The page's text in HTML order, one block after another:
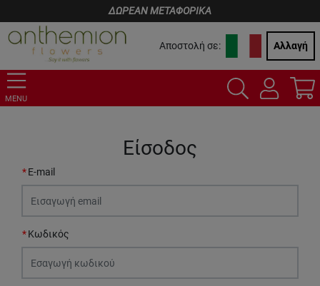
ΔΩΡΕΑΝ ΜΕΤΑΦΟΡΙΚΑ
Αποστολή σε: Αλλαγή
MENU
Είσοδος
E-mail
Κωδικός